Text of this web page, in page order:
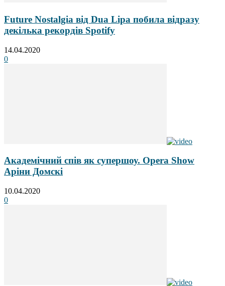
Future Nostalgia від Dua Lipa побила відразу
декілька рекордів Spotify
14.04.2020
0
Академічний спів як супершоу. Opera Show
Аріни Домскі
10.04.2020
0